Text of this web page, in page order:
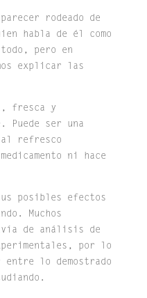
rodeado de
habla de él como
pero en
explicar las
fresca y
Puede ser una
refresco
ni hace
posibles efectos
Muchos
de análisis de
por lo
lo demostrado